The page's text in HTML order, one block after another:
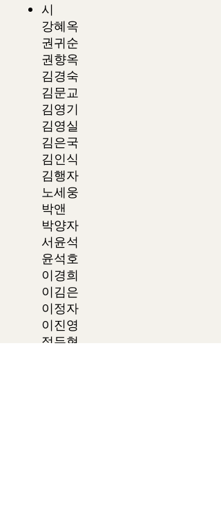
시
강혜옥
권귀순
권향옥
김경숙
김문교
김영기
김영실
김은국
김인식
김행자
노세웅
박앤
박양자
서윤석
윤석호
이경희
이김은
이정자
이진영
정두현